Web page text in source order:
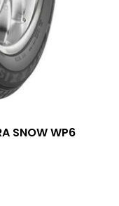
SNOW WP6